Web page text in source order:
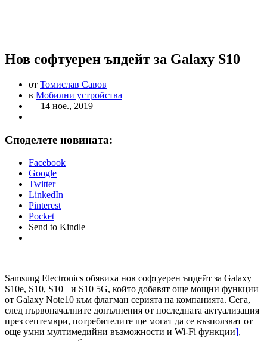
Нов софтуерен ъпдейт за Galaxy S10
от Томислав Савов
в Мобилни устройства
— 14 ное., 2019
Споделете новината:
Facebook
Google
Twitter
LinkedIn
Pinterest
Pocket
Send to Kindle
Samsung Electronics обявиха нов софтуерен ъпдейт за Galaxy
S10е, S10, S10+ и S10 5G, който добавят още мощни функции
от Galaxy Note10 към флагман серията на компанията. Сега,
след първоначалните допълнения от последната актуализация
през септември, потребителите ще могат да се възползват от
още умни мултимедийни възможности и Wi-Fi функции],